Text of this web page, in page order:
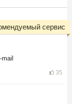
mail
35
сервис